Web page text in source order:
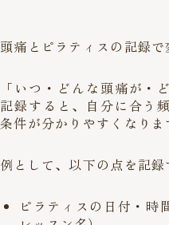
頭痛とピラティスの記録
「いつ・どんな頭痛が・
記録すると、自分に合う
条件が分かりやすくなりま
例として、以下の点を記録
ピラティスの日付・時